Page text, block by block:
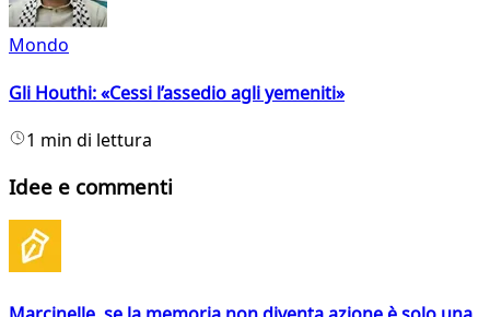
Mondo
Gli Houthi: «Cessi l’assedio agli yemeniti»
1 min di lettura
Idee e commenti